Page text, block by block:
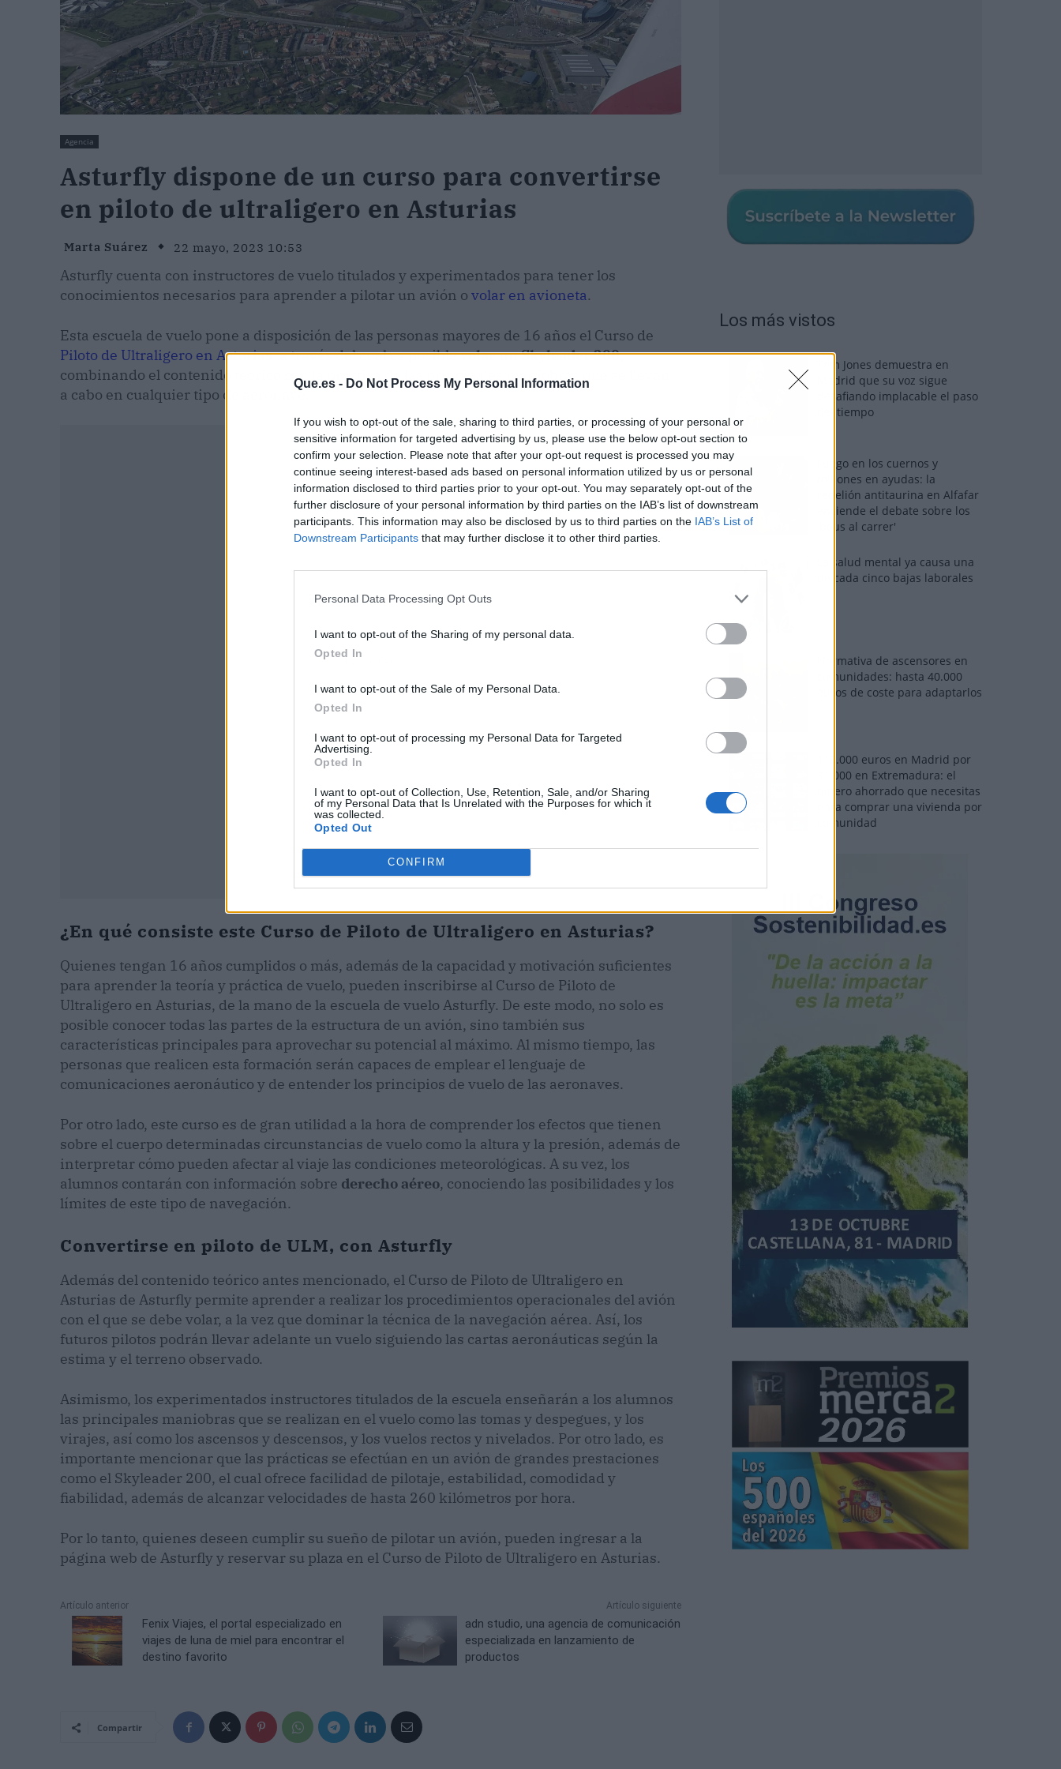
Que.es - Do Not Process My Personal Information
If you wish to opt-out of the sale, sharing to third parties, or processing of your personal or
sensitive information for targeted advertising by us, please use the below opt-out section to
confirm your selection. Please note that after your opt-out request is processed you may
continue seeing interest-based ads based on personal information utilized by us or personal
information disclosed to third parties prior to your opt-out. You may separately opt-out of the
further disclosure of your personal information by third parties on the IAB’s list of downstream
participants. This information may also be disclosed by us to third parties on the IAB’s List of
Downstream Participants that may further disclose it to other third parties.
Personal Data Processing Opt Outs
I want to opt-out of the Sharing of my personal data.
Opted In
I want to opt-out of the Sale of my Personal Data.
Opted In
I want to opt-out of processing my Personal Data for Targeted
Advertising.
Opted In
I want to opt-out of Collection, Use, Retention, Sale, and/or Sharing
of my Personal Data that Is Unrelated with the Purposes for which it
was collected.
Opted Out
CONFIRM
Agencia
Asturfly dispone de un curso para convertirse
en piloto de ultraligero en Asturias
Marta Suárez 22 mayo, 2023 10:53
Asturfly cuenta con instructores de vuelo titulados y experimentados para tener los
conocimientos necesarios para aprender a pilotar un avión o volar en avioneta.
Esta escuela de vuelo pone a disposición de las personas mayores de 16 años el Curso de
Piloto de Ultraligero en Asturias, a través del cual es posiblevolar un Skyleader 200,
combinando el contenido teórico con la práctica de las principales maniobras que se llevan
a cabo en cualquier tipo de aeronave.
Publicidad
¿En qué consiste este Curso de Piloto de Ultraligero en Asturias?
Quienes tengan 16 años cumplidos o más, además de la capacidad y motivación suficientes
para aprender la teoría y práctica de vuelo, pueden inscribirse al Curso de Piloto de
Ultraligero en Asturias, de la mano de la escuela de vuelo Asturfly. De este modo, no solo es
posible conocer todas las partes de la estructura de un avión, sino también sus
características principales para aprovechar su potencial al máximo. Al mismo tiempo, las
personas que realicen esta formación serán capaces de emplear el lenguaje de
comunicaciones aeronáutico y de entender los principios de vuelo de las aeronaves.
Por otro lado, este curso es de gran utilidad a la hora de comprender los efectos que tienen
sobre el cuerpo determinadas circunstancias de vuelo como la altura y la presión, además de
interpretar cómo pueden afectar al viaje las condiciones meteorológicas. A su vez, los
alumnos contarán con información sobre derecho aéreo, conociendo las posibilidades y los
límites de este tipo de navegación.
Convertirse en piloto de ULM, con Asturfly
Además del contenido teórico antes mencionado, el Curso de Piloto de Ultraligero en
Asturias de Asturfly permite aprender a realizar los procedimientos operacionales del avión
con el que se debe volar, a la vez que dominar la técnica de la navegación aérea. Así, los
futuros pilotos podrán llevar adelante un vuelo siguiendo las cartas aeronáuticas según la
estima y el terreno observado.
Asimismo, los experimentados instructores titulados de la escuela enseñarán a los alumnos
las principales maniobras que se realizan en el vuelo como las tomas y despegues, y los
virajes, así como los ascensos y descensos, y los vuelos rectos y nivelados. Por otro lado, es
importante mencionar que las prácticas se efectúan en un avión de grandes prestaciones
como el Skyleader 200, el cual ofrece facilidad de pilotaje, estabilidad, comodidad y
fiabilidad, además de alcanzar velocidades de hasta 260 kilómetros por hora.
Por lo tanto, quienes deseen cumplir su sueño de pilotar un avión, pueden ingresar a la
página web de Asturfly y reservar su plaza en el Curso de Piloto de Ultraligero en Asturias.
Artículo anterior
Fenix Viajes, el portal especializado en
viajes de luna de miel para encontrar el
destino favorito
Artículo siguiente
adn studio, una agencia de comunicación
especializada en lanzamiento de
productos
Compartir
Los más vistos
Tom Jones demuestra en
Madrid que su voz sigue
desafiando implacable el paso
del tiempo
Fuego en los cuernos y
millones en ayudas: la
rebelión antitaurina en Alfafar
enciende el debate sobre los
'bous al carrer'
La salud mental ya causa una
de cada cinco bajas laborales
Normativa de ascensores en
comunidades: hasta 40.000
euros de coste para adaptarlos
110.000 euros en Madrid por
31.000 en Extremadura: el
dinero ahorrado que necesitas
para comprar una vivienda por
comunidad